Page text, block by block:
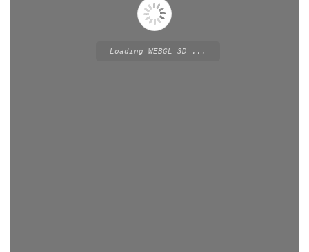
Loading WEBGL 3D ...